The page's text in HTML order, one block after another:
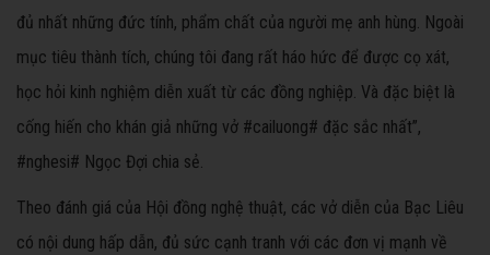
đủ nhất những đức tính, phẩm chất của người mẹ anh hùng. Ngoài
mục tiêu thành tích, chúng tôi đang rất háo hức để được cọ xát,
học hỏi kinh nghiệm diễn xuất từ các đồng nghiệp. Và đặc biệt là
cống hiến cho khán giả những vở #cailuong# đặc sắc nhất”,
#nghesi# Ngọc Đợi chia sẻ.
Theo đánh giá của Hội đồng nghệ thuật, các vở diễn của Bạc Liêu
có nội dung hấp dẫn, đủ sức cạnh tranh với các đơn vị mạnh về